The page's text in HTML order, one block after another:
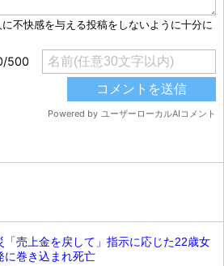
「売上金を戻して」指示に応じた22歳女
に巻き込まれ死亡